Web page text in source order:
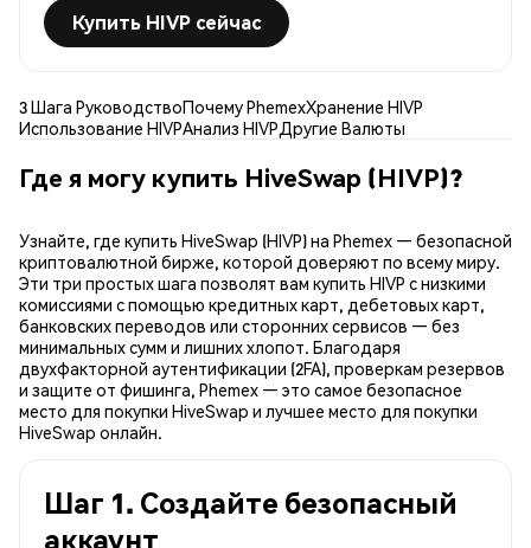
Купить HIVP сейчас
3 Шага РуководствоПочему PhemexХранение HIVP
Использование HIVPАнализ HIVPДругие Валюты
Где я могу купить HiveSwap (HIVP)?
Узнайте, где купить HiveSwap (HIVP) на Phemex — безопасной
криптовалютной бирже, которой доверяют по всему миру.
Эти три простых шага позволят вам купить HIVP с низкими
комиссиями с помощью кредитных карт, дебетовых карт,
банковских переводов или сторонних сервисов — без
минимальных сумм и лишних хлопот. Благодаря
двухфакторной аутентификации (2FA), проверкам резервов
и защите от фишинга, Phemex — это самое безопасное
место для покупки HiveSwap и лучшее место для покупки
HiveSwap онлайн.
Шаг 1. Создайте безопасный
аккаунт